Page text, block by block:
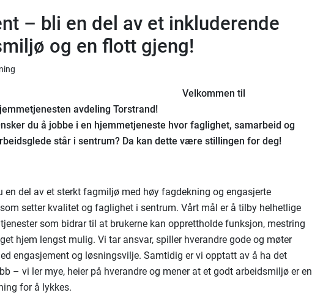
– bli en del av et inkluderende
og en flott gjeng!
Velkommen til
avdeling Torstrand!
du å jobbe i en hjemmetjeneste hvor faglighet, samarbeid og
står i sentrum? Da kan dette være stillingen for deg!
en del av et sterkt fagmiljø med høy fagdekning og engasjerte
setter kvalitet og faglighet i sentrum. Vårt mål er å tilby helhetlige
som bidrar til at brukerne kan opprettholde funksjon, mestring
hjem lengst mulig. Vi tar ansvar, spiller hverandre gode og møter
engasjement og løsningsvilje. Samtidig er vi opptatt av å ha det
– vi ler mye, heier på hverandre og mener at et godt arbeidsmiljø er en
for å lykkes.